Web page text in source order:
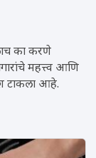
का करणे
महत्त्व आणि
टाकला आहे.